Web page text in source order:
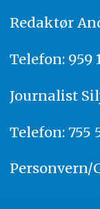
Redaktør A
Telefon: 959
Journalist
Telefon: 755
Personvern/